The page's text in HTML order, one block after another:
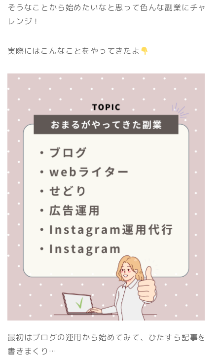
そうなことから始めたいなと思って色んな副業にチャ
レンジ！
実際にはこんなことをやってきたよ
最初はブログの運用から始めてみて、ひたすら記事を
書きまくり…